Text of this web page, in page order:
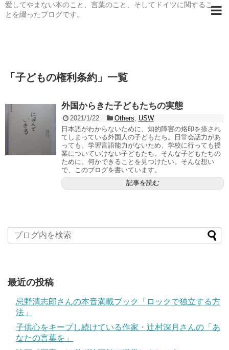
愛してやまない本のこと、言葉のこと、そしてドイツに関するこ
とを綴ったブログです。
「 子どもの権利条約 」 一覧
外国からきた子どもたちの実態
2021/1/22 Others
USW
日本語がわからないために、知的障害の烙印を捺され
てしまっている外国人の子どもたち。日常会話力があ
っても、学習言語能力がないため、学校に行っても授
業についていけない子どもたち。そんな子どもたちの
ために、何かできることを見つけたい。そんな想い
で、このブログを書いています。
記事を読む
最近の投稿
忌野清志郎さんの本音満載ブック「ロックで独立する方
法」
子供心をキープし続けている作家・辻村深月さんの「あ
なたの言葉を」